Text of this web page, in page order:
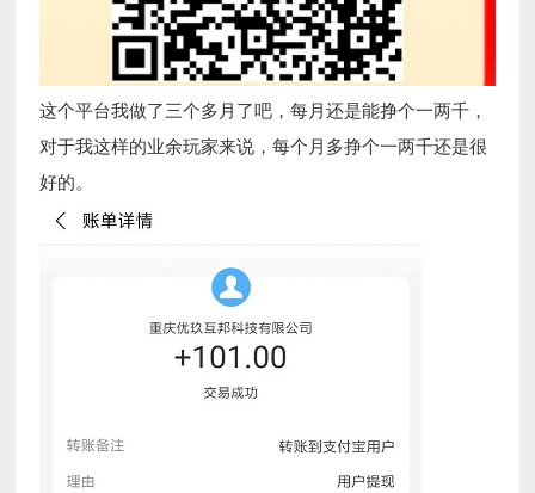
这个平台我做了三个多月了吧，每月还是能挣个一两千，
对于我这样的业余玩家来说，每个月多挣个一两千还是很
好的。